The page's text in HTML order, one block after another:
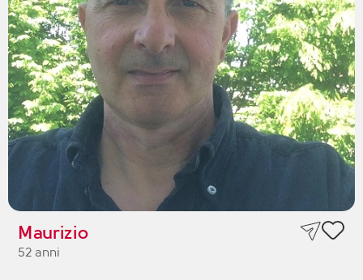
Maurizio
52 anni